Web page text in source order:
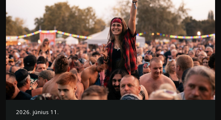
2026. június 11.